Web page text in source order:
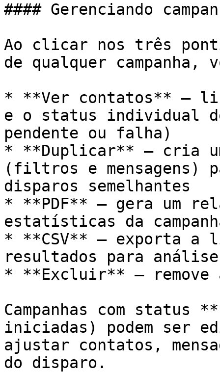
#### Gerenciando
Ao clicar nos três
de qualquer campanha,
* **Ver contatos** —
e o status individual
pendente ou falha)
* **Duplicar** — cria
(filtros e mensagens)
disparos semelhantes
* **PDF** — gera um
estatísticas da
* **CSV** — exporta a
resultados para
* **Excluir** — remove
Campanhas com status
iniciadas) podem ser
ajustar contatos,
do disparo.